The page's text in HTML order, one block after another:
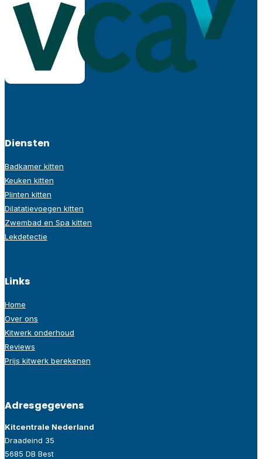
Diensten
Badkamer kitten
Keuken kitten
Plinten kitten
Dilatatievoegen kitten
Zwembad en Spa kitten
Lekdetectie
Links
Home
Over ons
Kitwerk onderhoud
Reviews
Prijs kitwerk berekenen
Adresgegevens
Kitcentrale Nederland
Draadeind 35
5685 DB Best